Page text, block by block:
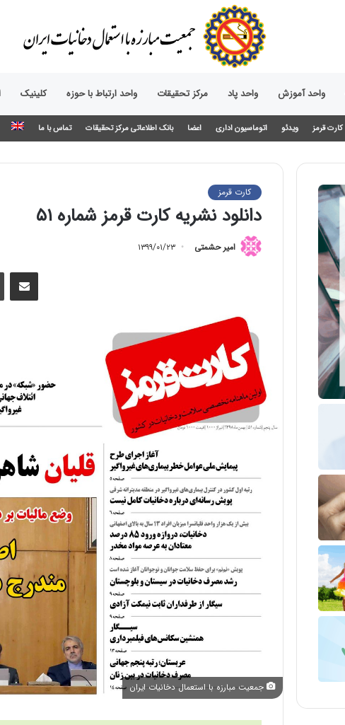
واحد آموزش واحد پاد مرکز تحقیقات واحد ارتباط با حوزه‌ کلینیک
کارت قرمز ویدئو اتوماسیون اداری اعضا بانک اطلاعاتی مرکز تحقیقات تماس با ما
کارت قرمز
دانلود نشریه کارت قرمز شماره ۵۱
امیر حشمتی ۱۳۹۹/۰۱/۲۳
اشتراک گذاری از طریق ایمیل
جمعیت مبارزه با استعمال دخانیات ایران